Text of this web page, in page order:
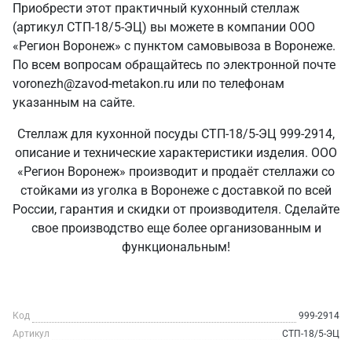
Приобрести этот практичный кухонный стеллаж
(артикул СТП-18/5-ЭЦ) вы можете в компании ООО
«Регион Воронеж» с пунктом самовывоза в Воронеже.
По всем вопросам обращайтесь по электронной почте
voronezh@zavod-metakon.ru или по телефонам
указанным на сайте.
Стеллаж для кухонной посуды СТП-18/5-ЭЦ 999-2914,
описание и технические характеристики изделия. ООО
«Регион Воронеж» производит и продаёт стеллажи со
стойками из уголка в Воронеже с доставкой по всей
России, гарантия и скидки от производителя. Сделайте
свое производство еще более организованным и
функциональным!
Код
999-2914
Артикул
СТП-18/5-ЭЦ